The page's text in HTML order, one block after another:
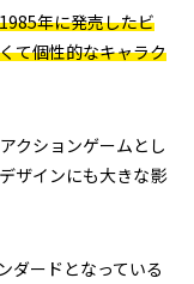
年に発売したビ
て個性的なキャラク
クションゲームとし
ザインにも大きな影
ダードとなっている